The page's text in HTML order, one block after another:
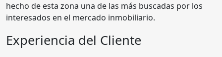
hecho de esta zona una de las más buscadas por los
interesados en el mercado inmobiliario.
Experiencia del Cliente